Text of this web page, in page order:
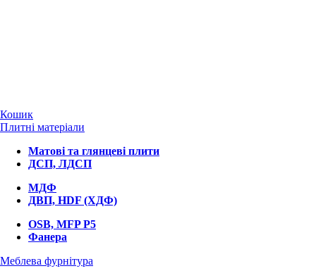
Кошик
Плитні матеріали
Матові та глянцеві плити
ДСП, ЛДСП
МДФ
ДВП, HDF (ХДФ)
OSB, MFP P5
Фанера
Меблева фурнітура